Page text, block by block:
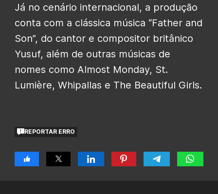
Já no cenário internacional, a produção
conta com a clássica música “Father and
Son”, do cantor e compositor britânico
Yusuf, além de outras músicas de
nomes como Almost Monday, St.
Lumière, Whipallas e The Beautiful Girls.
REPORTAR ERRO